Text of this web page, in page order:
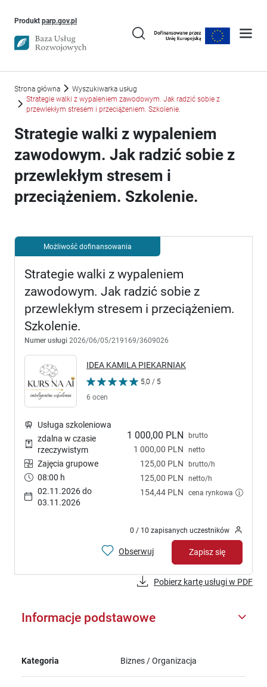
Produkt parp.gov.plUwaga, link otworzy się w nowym oknie
Strona główna
Wyszukiwarka usług
Strategie walki z wypaleniem zawodowym. Jak radzić sobie z
przewlekłym stresem i przeciążeniem. Szkolenie.
Strategie walki z wypaleniem
zawodowym. Jak radzić sobie z
przewlekłym stresem i
przeciążeniem. Szkolenie.
Możliwość dofinansowania
Strategie walki z wypaleniem
zawodowym. Jak radzić sobie z
przewlekłym stresem i przeciążeniem.
Szkolenie.
Numer usługi 2026/06/05/219169/3609026
IDEA KAMILA PIEKARNIAK
5,0 / 5
6 ocen
1 000,00 PLN brutto
1 000,00 PLN netto
125,00 PLN brutto/h
125,00 PLN netto/h
154,44 PLN cena rynkowa
Usługa szkoleniowa
zdalna w czasie
rzeczywistym
Zajęcia grupowe
08:00 h
02.11.2026 do
03.11.2026
0 / 10 zapisanych uczestników
Obserwuj Zapisz się
Pobierz kartę usługi w PDF
Informacje podstawowe
Kategoria Biznes / Organizacja